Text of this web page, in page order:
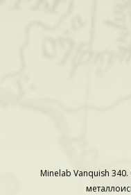
Minelab Vanquish